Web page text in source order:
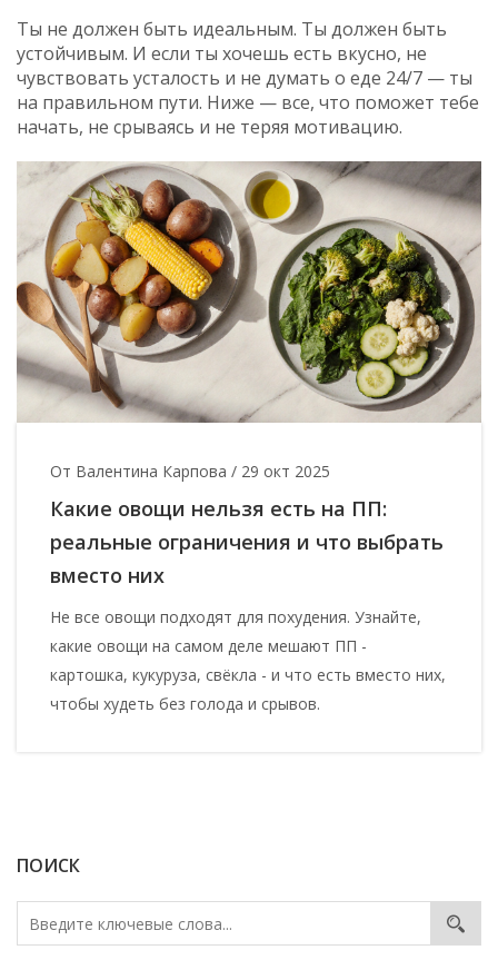
ПОИСК
Ты не должен быть идеальным. Ты должен быть
устойчивым. И если ты хочешь есть вкусно, не
чувствовать усталость и не думать о еде 24/7 — ты
на правильном пути. Ниже — все, что поможет тебе
начать, не срываясь и не теряя мотивацию.
От Валентина Карпова / 29 окт 2025
Какие овощи нельзя есть на ПП:
реальные ограничения и что выбрать
вместо них
Не все овощи подходят для похудения. Узнайте,
какие овощи на самом деле мешают ПП -
картошка, кукуруза, свёкла - и что есть вместо них,
чтобы худеть без голода и срывов.